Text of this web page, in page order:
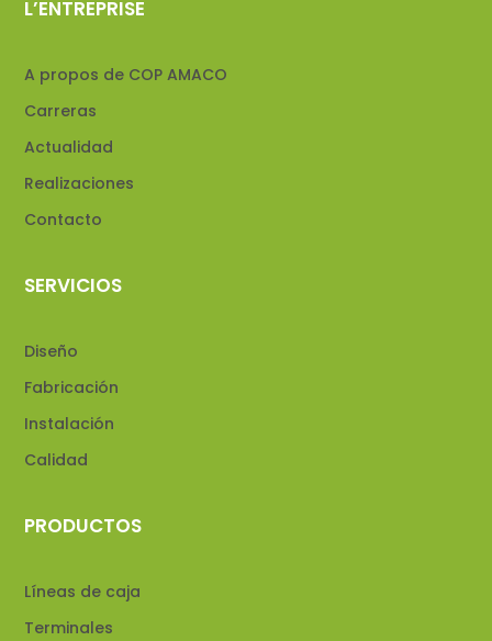
L’ENTREPRISE
A propos de COP AMACO
Carreras
Actualidad
Realizaciones
Contacto
SERVICIOS
Diseño
Fabricación
Instalación
Calidad
PRODUCTOS
Líneas de caja
Terminales